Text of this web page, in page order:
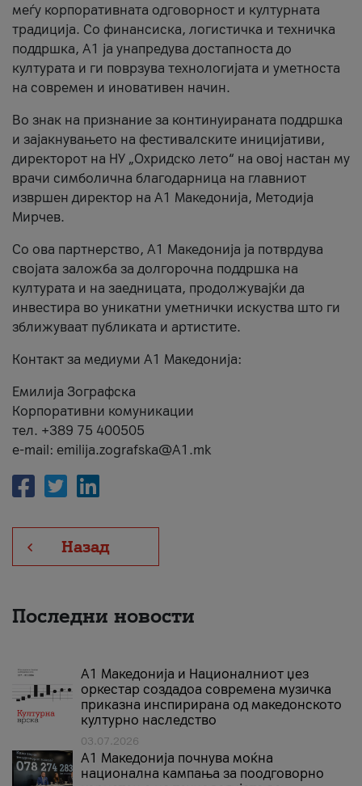
меѓу корпоративната одговорност и културната
традиција. Со финансиска, логистичка и техничка
поддршка, A1 ја унапредува достапноста до
културата и ги поврзува технологијата и уметноста
на современ и иновативен начин.
Во знак на признание за континуираната поддршка
и зајакнувањето на фестивалските иницијативи,
директорот на НУ „Охридско лето“ на овој настан му
врачи симболична благодарница на главниот
извршен директор на A1 Македонија, Методија
Мирчев.
Со ова партнерство, A1 Македонија ја потврдува
својата заложба за долгорочна поддршка на
културата и на заедницата, продолжувајќи да
инвестира во уникатни уметнички искуства што ги
зближуваат публиката и артистите.
Контакт за медиуми А1 Македонија:
Емилија Зографска
Корпоративни комуникации
тел. +389 75 400505
e-mail: emilija.zografska@A1.mk
Назад
Последни новости
А1 Македонија и Националниот џез
оркестар создадоа современа музичка
приказна инспирирана од македонското
културно наследство
03.07.2026
A1 Македонија почнува моќна
национална кампања за поодговорно